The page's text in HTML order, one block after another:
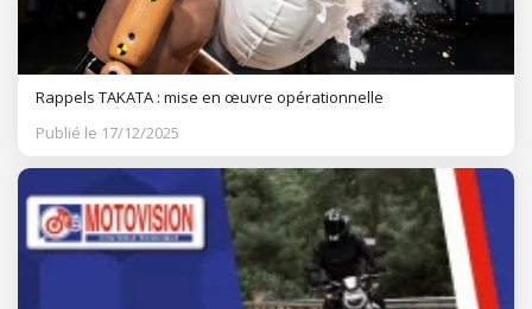
Rappels TAKATA : mise en œuvre opérationnelle
Publié le 17/12/2025